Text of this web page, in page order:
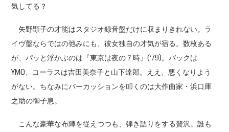
気してる？
矢野顕子の才能はスタジオ録音盤だけに収まりきれない。ラ
イヴ盤ならではの弛みにも、彼女独自の才気が宿る。数枚ある
が、パッと浮かぶのは『東京は夜の７時』(‘79)。バックは
YMO、コーラスは吉田美奈子と山下達郎。ええ、悪くなりよう
がない。ちなみにパーカッションを叩くのは大作曲家・浜口庫
之助の御子息。
こんな豪華な布陣を従えつつも、弾き語りをする贅沢。誰も